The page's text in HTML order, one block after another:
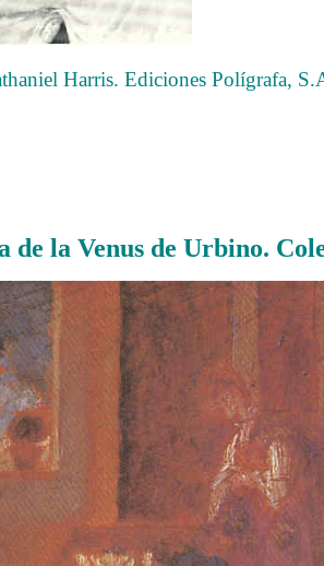
Harris. Ediciones Polígrafa,
de la Venus de Urbino.